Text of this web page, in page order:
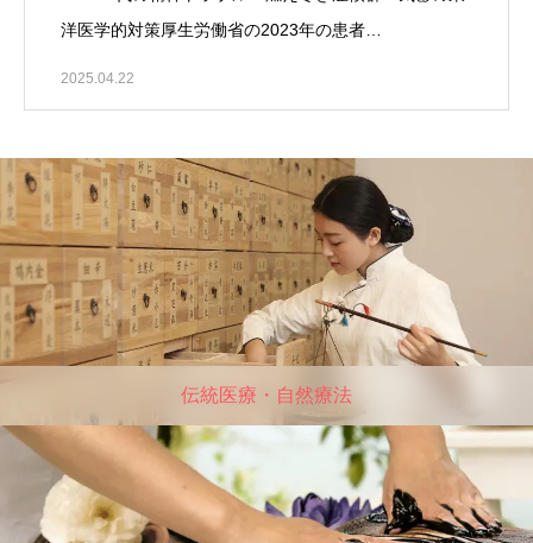
洋医学的対策厚生労働省の2023年の患者…
2025.04.22
伝統医療・自然療法